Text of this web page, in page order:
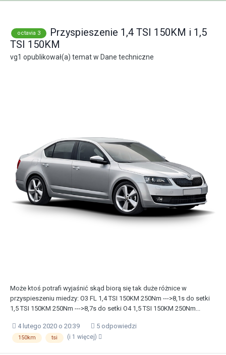
octavia 3
Przyspieszenie 1,4 TSI 150KM i 1,5
TSI 150KM
vg1 opublikował(a) temat w Dane techniczne
Może ktoś potrafi wyjaśnić skąd biorą się tak duże różnice w
przyspieszeniu miedzy: O3 FL 1,4 TSI 150KM 250Nm --->8,1s do setki
1,5 TSI 150KM 250Nm --->8,7s do setki O4 1,5 TSI 150KM 250Nm...
4 lutego 2020 o 20:39 5 odpowiedzi
150km tsi (i 1 więcej)